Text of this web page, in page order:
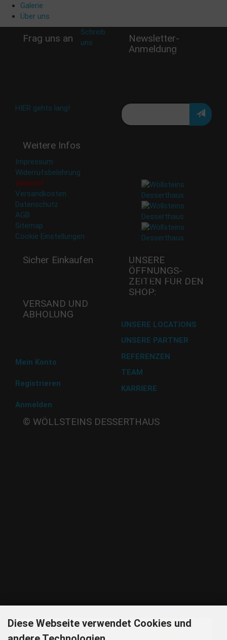
Galerie
Über uns
Frag uns an
Schreib
uns
HIER gehts lang!
Weitere Infos
Impressum
Widerrufsbelehrung
Widerruf
Versandkosten
Datenschutz
AGB
Sitemap
Cookie Einstellungen
Newsletter-
Anmeldung
Verpasse keine Rabatt-
Sicher Einkaufen
VERSAND UND
ABHOLUNG
Versand mit DHL
Mein Konto
Registrieren
Anmelden
UNSERE
ÖFFNUNGS­
ZEITEN FÜR DEN
SHOP:
Mi - 11:00-17:00 Uhr
Do -11:00-17:00 Uhr
Fr - 11:00-17:00 Uhr
UNSERE LOCATIONS
UNSERE PARTNER
REFERENZEN
TEAM
KARRIERE
© WÖLLSTEINS DESSERTHAUS
GOOGLE MAPS
Diese Webseite verwendet Cookies und